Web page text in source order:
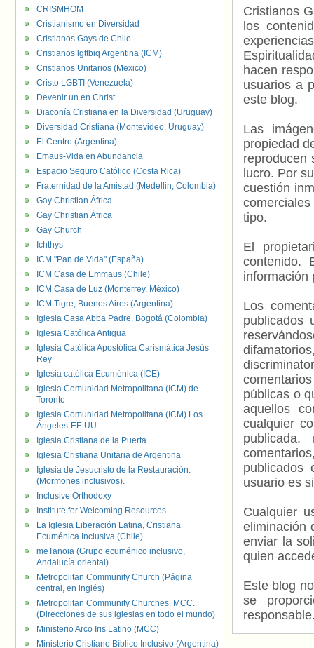
Cristianos
los
hacen
usuarios a
este blog.
Las
propiedad
reproducen
lucro. Por
cuestión
tipo.
El
contenido.
información
Los
publicados
públicas o
aquellos
cualquier
usuario es
Cualquier
eliminación
enviar la
quien
Este blog
se
CRISMHOM
Cristianismo en Diversidad
Cristianos Gays de Chile
Cristianos lgttbiq Argentina (ICM)
Cristianos Unitarios (Mexico)
Cristo LGBTI (Venezuela)
Devenir un en Christ
Diaconía Cristiana en la Diversidad (Uruguay)
Diversidad Cristiana (Montevideo, Uruguay)
El Centro (Argentina)
Emaus-Vida en Abundancia
Espacio Seguro Católico (Costa Rica)
Fraternidad de la Amistad (Medellin, Colombia)
Gay Christian África
Gay Christian África
Gay Church
Ichthys
ICM "Pan de Vida" (España)
ICM Casa de Emmaus (Chile)
ICM Casa de Luz (Monterrey, México)
ICM Tigre, Buenos Aires (Argentina)
Iglesia Casa Abba Padre. Bogotá (Colombia)
Iglesia Católica Antigua
Iglesia Católica Apostólica Carismática Jesús
Rey
Iglesia católica Ecuménica (ICE)
Iglesia Comunidad Metropolitana (ICM) de
Toronto
Iglesia Comunidad Metropolitana (ICM) Los
Ángeles-EE.UU.
Iglesia Cristiana de la Puerta
Iglesia Cristiana Unitaria de Argentina
Iglesia de Jesucristo de la Restauración.
(Mormones inclusivos).
Inclusive Orthodoxy
Institute for Welcoming Resources
La Iglesia Liberación Latina, Cristiana
Ecuménica Inclusiva (Chile)
meTanoia (Grupo ecuménico inclusivo,
Andalucía oriental)
Metropolitan Community Church (Página
central, en inglés)
Metropolitan Community Churches. MCC.
(Direcciones de sus iglesias en todo el mundo)
Ministerio Arco Iris Latino (MCC)
Ministerio Cristiano Bíblico Inclusivo (Argentina)